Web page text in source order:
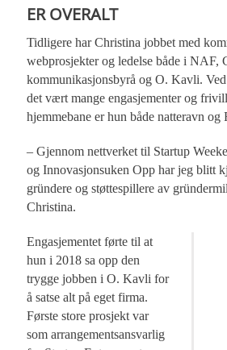
ER OVERALT
Tidligere har Christina jobbet med
webprosjekter og ledelse både i NAF,
kommunikasjonsbyrå og O. Kavli.
det vært mange engasjementer og
hjemmebane er hun både natteravn og
– Gjennom nettverket til Startup
og Innovasjonsuken Opp har jeg blitt
gründere og støttespillere av
Christina.
Engasjementet førte til at
hun i 2018 sa opp den
trygge jobben i O. Kavli for
å satse alt på eget firma.
Første store prosjekt var
som arrangementsansvarlig